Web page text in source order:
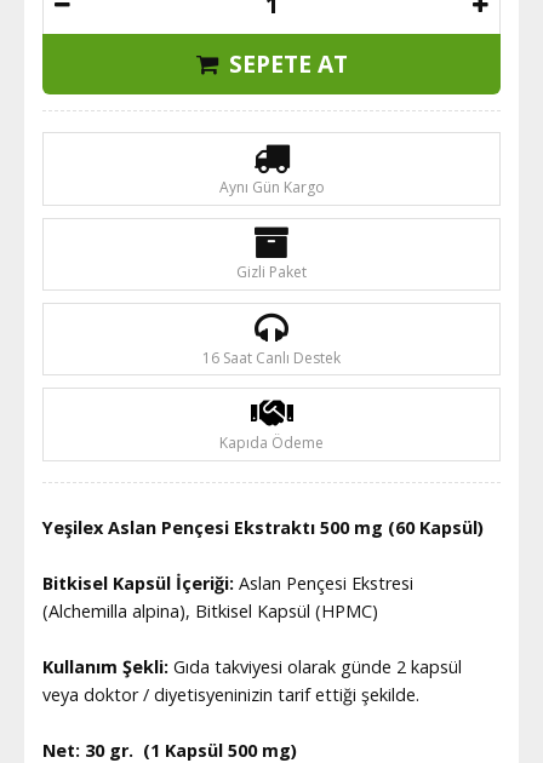
SEPETE AT
Aynı Gün Kargo
Gizli Paket
16 Saat Canlı Destek
Kapıda Ödeme
Yeşilex Aslan Pençesi Ekstraktı 500 mg (60 Kapsül)
Bitkisel Kapsül İçeriği: Aslan Pençesi Ekstresi
(Alchemilla alpina), Bitkisel Kapsül (HPMC)
Kullanım Şekli: Gıda takviyesi olarak günde 2 kapsül
veya doktor / diyetisyeninizin tarif ettiği şekilde.
Net: 30 gr. (1 Kapsül 500 mg)